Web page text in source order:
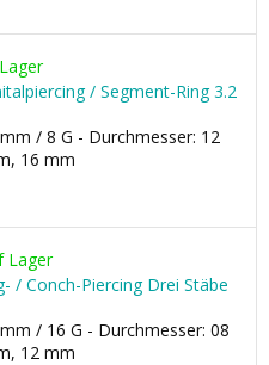
/ Segment-Ring 3.2
/ 8 G - Durchmesser: 12
16 mm
Lager
/ Conch-Piercing Drei Stäbe
/ 16 G - Durchmesser: 08
12 mm